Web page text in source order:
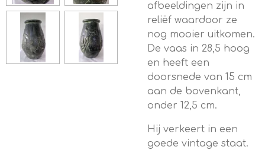
afbeeldingen zijn in
reliëf waardoor ze
nog mooier uitkomen.
De vaas in 28,5 hoog
en heeft een
doorsnede van 15 cm
aan de bovenkant,
onder 12,5 cm.
Hij verkeert in een
goede vintage staat.